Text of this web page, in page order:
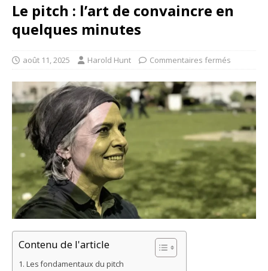
Le pitch : l’art de convaincre en
quelques minutes
août 11, 2025 Harold Hunt Commentaires fermés
Contenu de l'article
Les fondamentaux du pitch